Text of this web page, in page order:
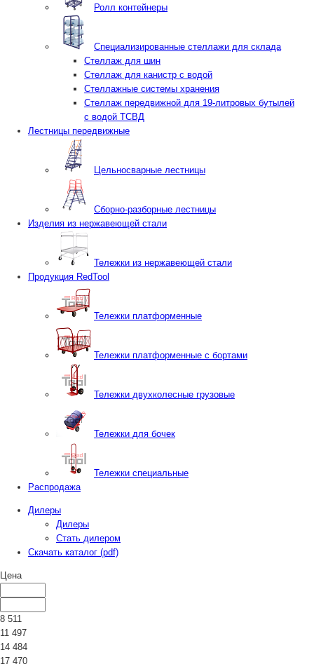
Ролл контейнеры
Специализированные стеллажи для склада
Стеллаж для шин
Стеллаж для канистр с водой
Стеллажные системы хранения
Стеллаж передвижной для 19-литровых бутылей
с водой ТСВД
Лестницы передвижные
Цельносварные лестницы
Сборно-разборные лестницы
Изделия из нержавеющей стали
Тележки из нержавеющей стали
Продукция RedTool
Тележки платформенные
Тележки платформенные с бортами
Тележки двухколесные грузовые
Тележки для бочек
Тележки специальные
Распродажа
Дилеры
Дилеры
Стать дилером
Скачать каталог (pdf)
Цена
8 511
11 497
14 484
17 470